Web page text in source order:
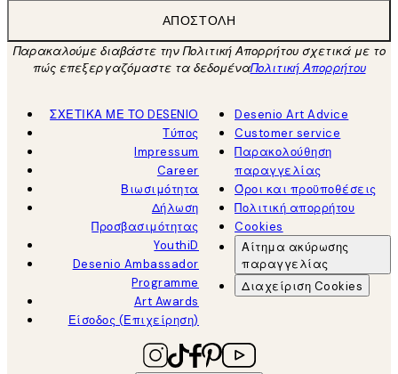
ΑΠΟΣΤΟΛΉ
Παρακαλούμε διαβάστε την Πολιτική Απορρήτου σχετικά με το
πώς επεξεργαζόμαστε τα δεδομέναΠολιτική Απορρήτου
ΣΧΕΤΙΚΑ ΜΕ ΤΟ DESENIO
Τύπος
Impressum
Career
Βιωσιμότητα
Δήλωση
Προσβασιμότητας
YouthiD
Desenio Ambassador
Programme
Art Awards
Είσοδος (Επιχείρηση)
Desenio Art Advice
Customer service
Παρακολούθηση
παραγγελίας
Όροι και προϋποθέσεις
Πολιτική απορρήτου
Cookies
Αίτημα ακύρωσης
παραγγελίας
Διαχείριση Cookies